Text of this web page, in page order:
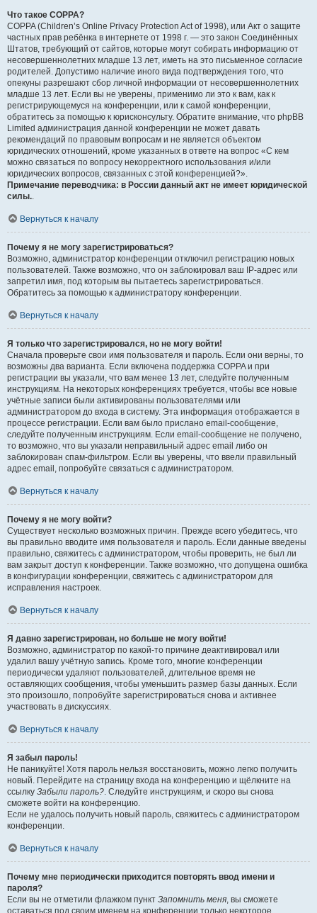
Что такое COPPA?
COPPA (Children’s Online Privacy Protection Act of 1998), или Акт о защите
частных прав ребёнка в интернете от 1998 г. — это закон Соединённых
Штатов, требующий от сайтов, которые могут собирать информацию от
несовершеннолетних младше 13 лет, иметь на это письменное согласие
родителей. Допустимо наличие иного вида подтверждения того, что
опекуны разрешают сбор личной информации от несовершеннолетних
младше 13 лет. Если вы не уверены, применимо ли это к вам, как к
регистрирующемуся на конференции, или к самой конференции,
обратитесь за помощью к юрисконсульту. Обратите внимание, что phpBB
Limited администрация данной конференции не может давать
рекомендаций по правовым вопросам и не является объектом
юридических отношений, кроме указанных в ответе на вопрос «С кем
можно связаться по вопросу некорректного использования и/или
юридических вопросов, связанных с этой конференцией?».
Примечание переводчика: в России данный акт не имеет юридической
силы..
Вернуться к началу
Почему я не могу зарегистрироваться?
Возможно, администратор конференции отключил регистрацию новых
пользователей. Также возможно, что он заблокировал ваш IP-адрес или
запретил имя, под которым вы пытаетесь зарегистрироваться.
Обратитесь за помощью к администратору конференции.
Вернуться к началу
Я только что зарегистрировался, но не могу войти!
Сначала проверьте свои имя пользователя и пароль. Если они верны, то
возможны два варианта. Если включена поддержка COPPA и при
регистрации вы указали, что вам менее 13 лет, следуйте полученным
инструкциям. На некоторых конференциях требуется, чтобы все новые
учётные записи были активированы пользователями или
администратором до входа в систему. Эта информация отображается в
процессе регистрации. Если вам было прислано email-сообщение,
следуйте полученным инструкциям. Если email-сообщение не получено,
то возможно, что вы указали неправильный адрес email либо он
заблокирован спам-фильтром. Если вы уверены, что ввели правильный
адрес email, попробуйте связаться с администратором.
Вернуться к началу
Почему я не могу войти?
Существует несколько возможных причин. Прежде всего убедитесь, что
вы правильно вводите имя пользователя и пароль. Если данные введены
правильно, свяжитесь с администратором, чтобы проверить, не был ли
вам закрыт доступ к конференции. Также возможно, что допущена ошибка
в конфигурации конференции, свяжитесь с администратором для
исправления настроек.
Вернуться к началу
Я давно зарегистрирован, но больше не могу войти!
Возможно, администратор по какой-то причине деактивировал или
удалил вашу учётную запись. Кроме того, многие конференции
периодически удаляют пользователей, длительное время не
оставляющих сообщения, чтобы уменьшить размер базы данных. Если
это произошло, попробуйте зарегистрироваться снова и активнее
участвовать в дискуссиях.
Вернуться к началу
Я забыл пароль!
Не паникуйте! Хотя пароль нельзя восстановить, можно легко получить
новый. Перейдите на страницу входа на конференцию и щёлкните на
ссылку Забыли пароль?. Следуйте инструкциям, и скоро вы снова
сможете войти на конференцию.
Если не удалось получить новый пароль, свяжитесь с администратором
конференции.
Вернуться к началу
Почему мне периодически приходится повторять ввод имени и
пароля?
Если вы не отметили флажком пункт Запомнить меня, вы сможете
оставаться под своим именем на конференции только некоторое